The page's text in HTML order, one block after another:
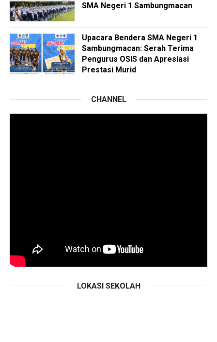
SMA Negeri 1 Sambungmacan
Upacara Bendera SMA Negeri 1
Sambungmacan: Serah Terima
Pengurus OSIS dan Apresiasi
Prestasi Murid
CHANNEL
LOKASI SEKOLAH